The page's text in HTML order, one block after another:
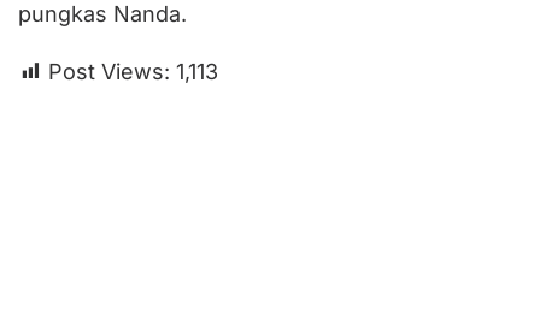
pungkas Nanda.
Post Views: 1,113